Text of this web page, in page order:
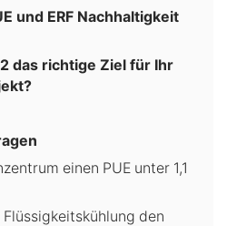
und ERF Nachhaltigkeit
das richtige Ziel für Ihr
einen PUE unter 1,1
den